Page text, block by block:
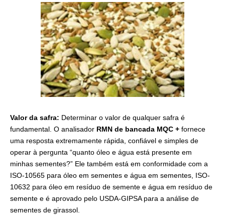
Valor da safra: Determinar o valor de qualquer safra é
fundamental. O analisador RMN de bancada MQC + fornece
uma resposta extremamente rápida, confiável e simples de
operar à pergunta “quanto óleo e água está presente em
minhas sementes?” Ele também está em conformidade com a
ISO-10565 para óleo em sementes e água em sementes, ISO-
10632 para óleo em resíduo de semente e água em resíduo de
semente e é aprovado pelo USDA-GIPSA para a análise de
sementes de girassol.